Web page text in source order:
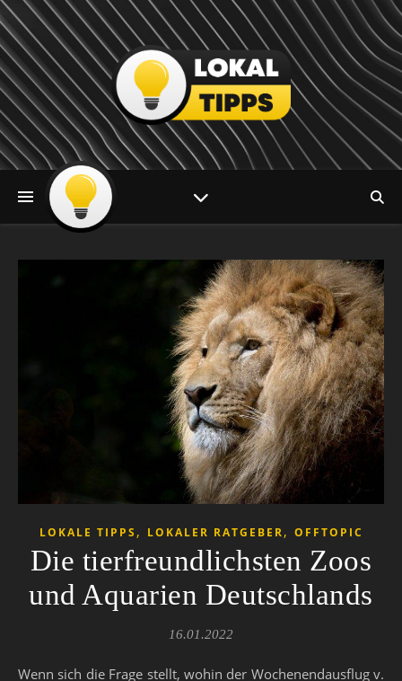
LOKALE TIPPS , LOKALER RATGEBER, OFFTOPIC
Die tierfreundlichsten Zoos
und Aquarien Deutschlands
16.01.2022
Wenn sich die Frage stellt, wohin der Wochenendausflug v.